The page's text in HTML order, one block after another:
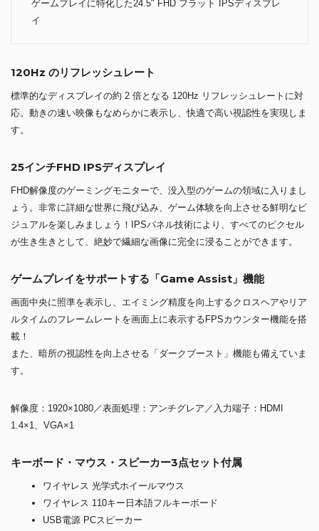
ゲームプレイに特化した24.5" FHD フラット IPSディスプレ
イ
120Hz のリフレッシュレート
標準的なディスプレイの約 2 倍となる 120Hz リフレッシュレートに対
応。動きの速い映像もなめらかに表示し、快適で高い視認性を実現しま
す。
25インチFHD IPSディスプレイ
FHD解像度のゲーミングモニターで、没入型のゲームの領域に入りまし
ょう。非常に詳細な世界に飛び込み、ゲーム体験を向上させる鮮明なビ
ジュアルを楽しみましょう！IPSパネル技術により、すべてのピクセル
が生き生きとして、絶妙で繊細な画像に完全に浸ることができます。
ゲームプレイをサポートする「Game Assist」機能
画面中央に照準を表示し、エイミング精度を向上するクロスヘアやリア
ルタイムのフレームレートを画面上に表示するFPSカウンター機能を搭
載！
また、暗所の視認性を向上させる「ダークブースト」機能も備えていま
す。
解像度：1920×1080／表面処理：アンチグレア／入力端子：HDMI
1.4×1、VGA×1
キーボード・マウス・スピーカー3点セット付属
ワイヤレス 光学式ホイールマウス
ワイヤレス 110キー日本語フルキーボード
USB電源 PCスピーカー